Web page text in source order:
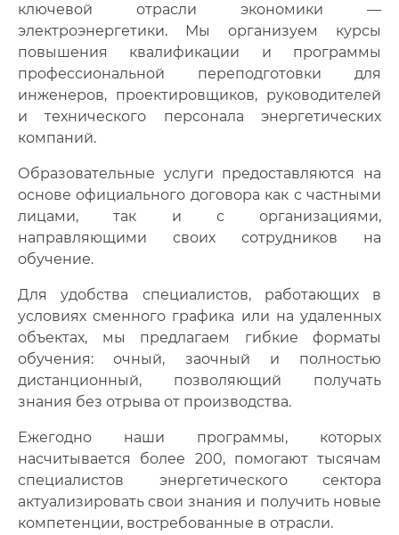
ключевой отрасли экономики —
электроэнергетики. Мы организуем курсы
повышения квалификации и программы
профессиональной переподготовки для
инженеров, проектировщиков, руководителей
и технического персонала энергетических
компаний.
Образовательные услуги предоставляются на
основе официального договора как с частными
лицами, так и с организациями,
направляющими своих сотрудников на
обучение.
Для удобства специалистов, работающих в
условиях сменного графика или на удаленных
объектах, мы предлагаем гибкие форматы
обучения: очный, заочный и полностью
дистанционный, позволяющий получать
знания без отрыва от производства.
Ежегодно наши программы, которых
насчитывается более 200, помогают тысячам
специалистов энергетического сектора
актуализировать свои знания и получить новые
компетенции, востребованные в отрасли.